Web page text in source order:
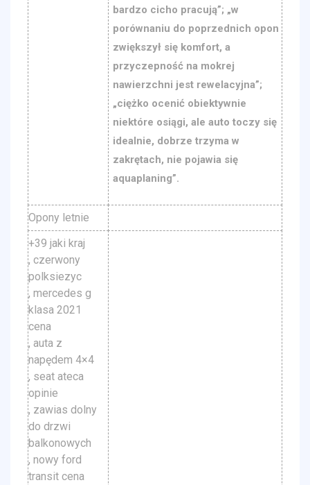
bardzo cicho pracują”; „w
porównaniu do poprzednich opon
zwiększył się komfort, a
przyczepność na mokrej
nawierzchni jest rewelacyjna”;
„ciężko ocenić obiektywnie
niektóre osiągi, ale auto toczy się
idealnie, dobrze trzyma w
zakrętach, nie pojawia się
aquaplaning”.
Opony letnie
+39 jaki kraj
, czerwony
polksiezyc
, mercedes g
klasa 2021
cena
, auta z
napędem 4×4
, seat ateca
opinie
, zawias dolny
do drzwi
balkonowych
, nowy ford
transit cena